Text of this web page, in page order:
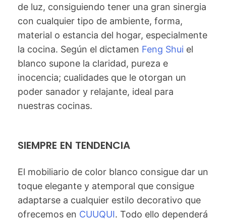
de luz, consiguiendo tener una gran sinergia
con cualquier tipo de ambiente, forma,
material o estancia del hogar, especialmente
la cocina. Según el dictamen Feng Shui el
blanco supone la claridad, pureza e
inocencia; cualidades que le otorgan un
poder sanador y relajante, ideal para
nuestras cocinas.
SIEMPRE EN TENDENCIA
El mobiliario de color blanco consigue dar un
toque elegante y atemporal que consigue
adaptarse a cualquier estilo decorativo que
ofrecemos en CUUQUI. Todo ello dependerá